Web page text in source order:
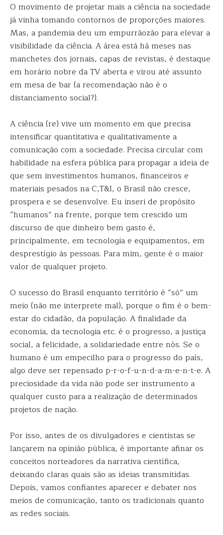
O movimento de projetar mais a ciência na sociedade
já vinha tomando contornos de proporções maiores.
Mas, a pandemia deu um empurrãozão para elevar a
visibilidade da ciência. A área está há meses nas
manchetes dos jornais, capas de revistas, é destaque
em horário nobre da TV aberta e virou até assunto
em mesa de bar (a recomendação não é o
distanciamento social?).
A ciência (re) vive um momento em que precisa
intensificar quantitativa e qualitativamente a
comunicação com a sociedade. Precisa circular com
habilidade na esfera pública para propagar a ideia de
que sem investimentos humanos, financeiros e
materiais pesados na C,T&I, o Brasil não cresce,
prospera e se desenvolve. Eu inseri de propósito
“humanos” na frente, porque tem crescido um
discurso de que dinheiro bem gasto é,
principalmente, em tecnologia e equipamentos, em
desprestígio às pessoas. Para mim, gente é o maior
valor de qualquer projeto.
O sucesso do Brasil enquanto território é “só” um
meio (não me interprete mal), porque o fim é o bem-
estar do cidadão, da população. A finalidade da
economia, da tecnologia etc. é o progresso, a justiça
social, a felicidade, a solidariedade entre nós. Se o
humano é um empecilho para o progresso do país,
algo deve ser repensado p-r-o-f-u-n-d-a-m-e-n-t-e. A
preciosidade da vida não pode ser instrumento a
qualquer custo para a realização de determinados
projetos de nação.
Por isso, antes de os divulgadores e cientistas se
lançarem na opinião pública, é importante afinar os
conceitos norteadores da narrativa científica,
deixando claras quais são as ideias transmitidas.
Depois, vamos confiantes aparecer e debater nos
meios de comunicação, tanto os tradicionais quanto
as redes sociais.